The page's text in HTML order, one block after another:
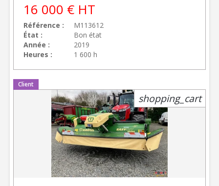
Référence
M113612
État
Bon état
Année
2019
Heures
1 600 h
16 000 € HT
Client
shopping_cart